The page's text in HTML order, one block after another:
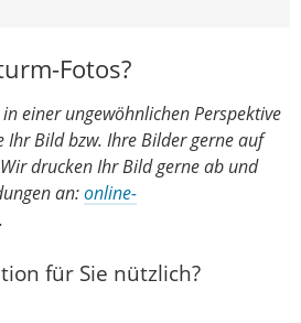
Fotos?
einer ungewöhnlichen Perspektive
Ihr Bild bzw. Ihre Bilder gerne auf
drucken Ihr Bild gerne ab und
an:online-
.
für Sie nützlich?